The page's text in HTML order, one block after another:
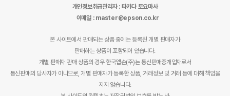
개인정보취급관리자 : 타카다 토요마사
이메일 : master@epson.co.kr
본 사이트에서 판매되는 상품 중에는 등록된 개별 판매자가
판매하는 상품이 포함되어 있습니다.
개별 판매자 판매 상품의 경우 한국엡손(주)는 통신판매중개업자로서
통신판매의 당사자가 아니므로, 개별 판매자가 등록한 상품, 거래정보 및 거래 등에 대해 책임을
지지 않습니다.